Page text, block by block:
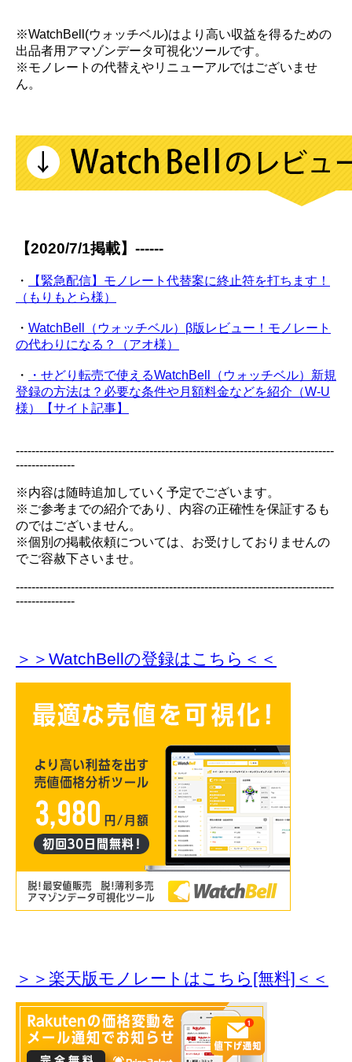
※WatchBell(ウォッチベル)はより高い収益を得るための
出品者用アマゾンデータ可視化ツールです。
※モノレートの代替えやリニューアルではございませ
ん。
【2020/7/1掲載】------
・
【緊急配信】モノレート代替案に終止符を打ちます！
（もりもとら様）
・ WatchBell（ウォッチベル）β版レビュー！モノレート
の代わりになる？（アオ様）
・
・せどり転売で使えるWatchBell（ウォッチベル）新規
登録の方法は？必要な条件や月額料金などを紹介（W-U
様）【サイト記事】
---------------------------------------------------------------------------------
---------------
※内容は随時追加していく予定でございます。
※ご参考までの紹介であり、内容の正確性を保証するも
のではございません。
※個別の掲載依頼については、お受けしておりませんの
でご容赦下さいませ。
---------------------------------------------------------------------------------
---------------
＞＞WatchBellの登録はこちら＜＜
＞＞楽天版モノレートはこちら[無料]＜＜